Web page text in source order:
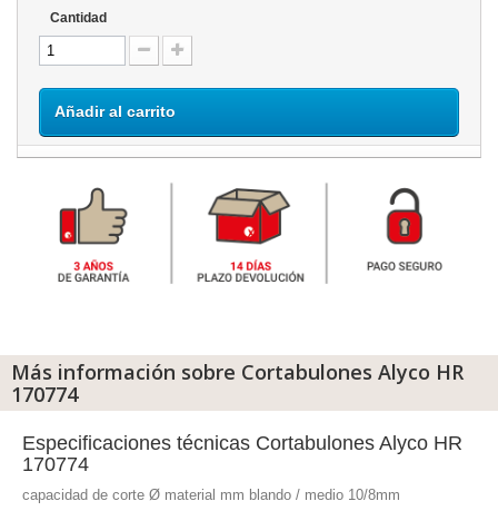
Cantidad
Añadir al carrito
Más información sobre Cortabulones Alyco HR
170774
Especificaciones técnicas Cortabulones Alyco HR
170774
capacidad de corte Ø material mm blando / medio 10/8mm